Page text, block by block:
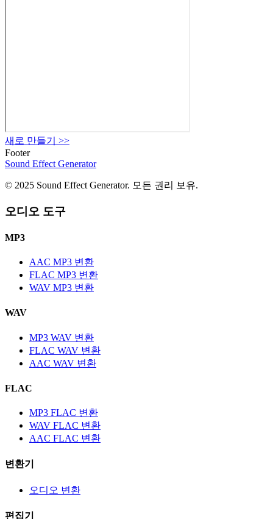
새로 만들기
>>
Footer
Sound Effect Generator
© 2025 Sound Effect Generator. 모든 권리 보유.
오디오 도구
MP3
AAC MP3 변환
FLAC MP3 변환
WAV MP3 변환
WAV
MP3 WAV 변환
FLAC WAV 변환
AAC WAV 변환
FLAC
MP3 FLAC 변환
WAV FLAC 변환
AAC FLAC 변환
변환기
오디오 변환
편집기